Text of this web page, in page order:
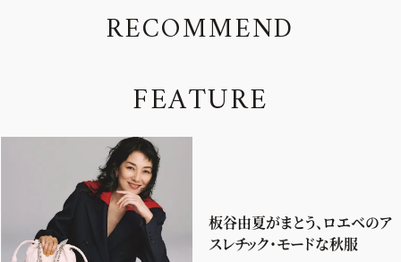
RECOMMEND
FEATURE
板谷由夏がまとう、ロエベのア
スレチック・モードな秋服